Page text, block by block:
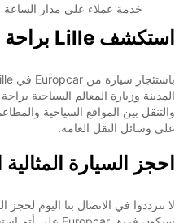
خدمة عملاء على مدار
استكشف Lille براحة وأمان
المدينة وزيارة المعالم السياحية
والتنقل بين المواقع السياحية
على وسائل النقل العامة.
احجز السيارة المثالية